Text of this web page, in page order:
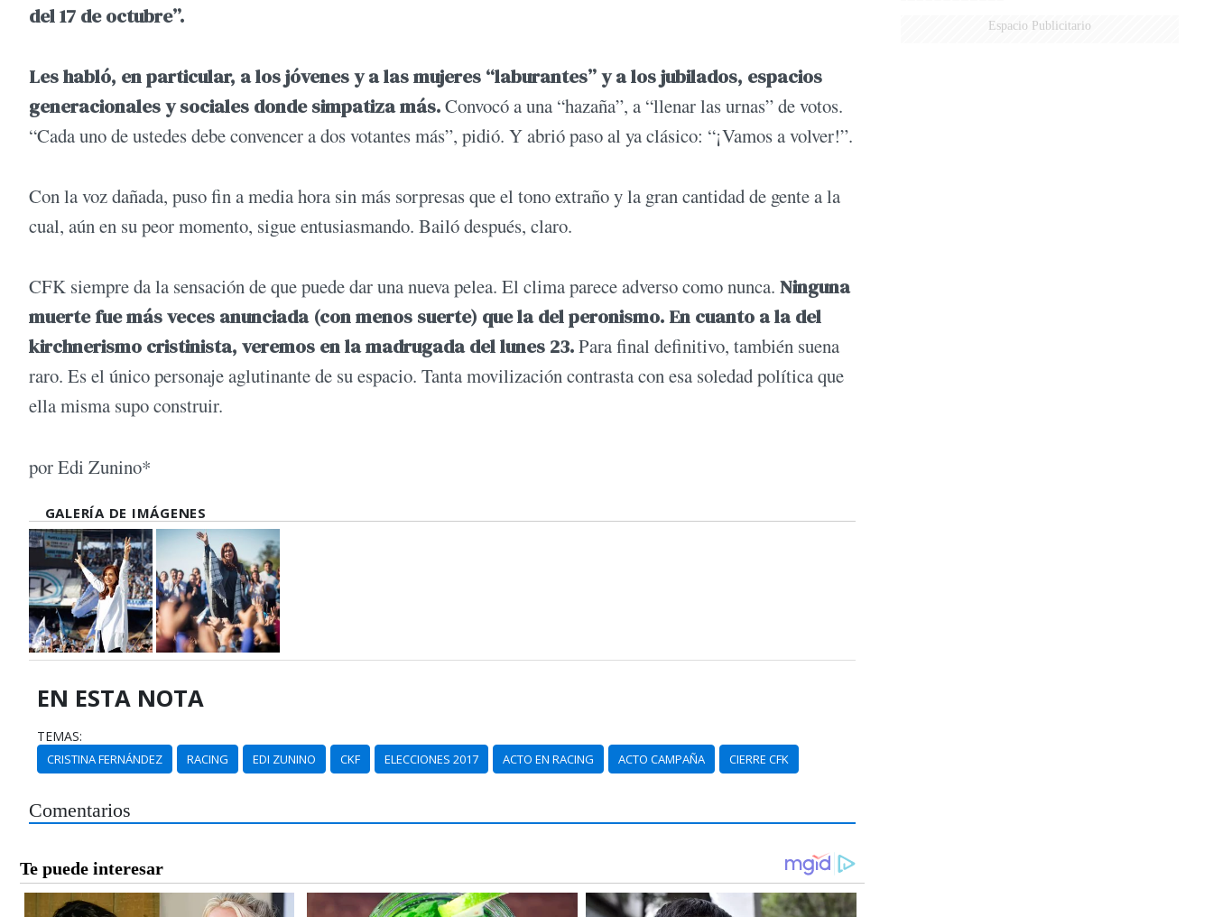
del 17 de octubre”.
Les habló, en particular, a los jóvenes y a las mujeres “laburantes” y a los jubilados, espacios
generacionales y sociales donde simpatiza más.Convocó a una “hazaña”, a “llenar las urnas” de votos.
“Cada uno de ustedes debe convencer a dos votantes más”, pidió. Y abrió paso al ya clásico: “¡Vamos a volver!”.
Con la voz dañada, puso fin a media hora sin más sorpresas que el tono extraño y la gran cantidad de gente a la
cual, aún en su peor momento, sigue entusiasmando. Bailó después, claro.
CFK siempre da la sensación de que puede dar una nueva pelea. El clima parece adverso como nunca. Ninguna
muerte fue más veces anunciada (con menos suerte) que la del peronismo. En cuanto a la del
kirchnerismo cristinista, veremos en la madrugada del lunes 23.Para final definitivo, también suena
raro. Es el único personaje aglutinante de su espacio. Tanta movilización contrasta con esa soledad política que
ella misma supo construir.
por Edi Zunino*
GALERÍA DE IMÁGENES
EN ESTA NOTA
TEMAS:
CRISTINA FERNÁNDEZ RACING EDI ZUNINO CKF ELECCIONES 2017 ACTO EN RACING ACTO CAMPAÑA CIERRE CFK
Comentarios
Espacio Publicitario